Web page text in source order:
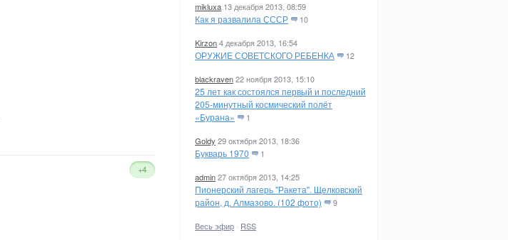
mikluxa 13 декабря 2013, 08:59
Как я развалила СССР 10
Kirzon4 декабря 2013, 16:54
ОРУЖИЕ СОВЕТСКОГО РЕБЕНКА 12
blackraven22 ноября 2013, 15:10
25 лет как состоялся первый и последний
205-минутный космический полёт
«Бурана»
1
Goldy 29 октября 2013, 18:36
Букварь 1970 1
admin27 октября 2013, 14:25
Пионерский лагерь "Ракета". Щелковский
район, д. Алмазово. (102 фото)
9
Весь эфир · RSS
+4